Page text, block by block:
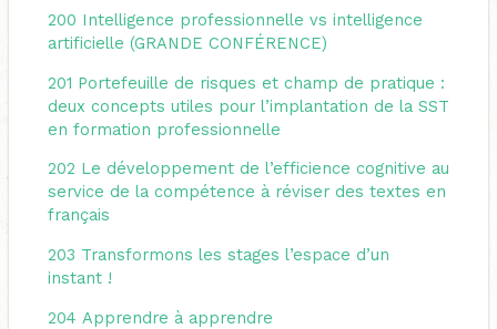
200 Intelligence professionnelle vs intelligence
artificielle (GRANDE CONFÉRENCE)
201 Portefeuille de risques et champ de pratique :
deux concepts utiles pour l’implantation de la SST
en formation professionnelle
202 Le développement de l’efficience cognitive au
service de la compétence à réviser des textes en
français
203 Transformons les stages l’espace d’un
instant !
204 Apprendre à apprendre